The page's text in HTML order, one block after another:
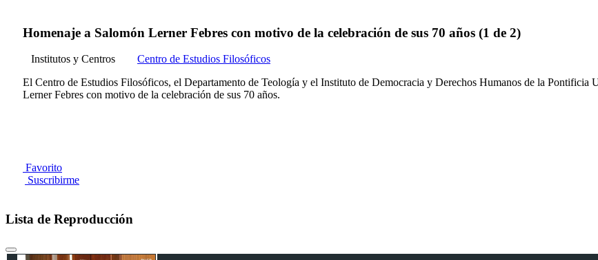
Homenaje a Salomón Lerner Febres con motivo de la celebración de sus 70 años (1 de 2)
Institutos y Centros
Centro de Estudios Filosóficos
El Centro de Estudios Filosóficos, el Departamento de Teología y el Instituto de Democracia y Derechos Humanos de la Pontificia
Lerner Febres con motivo de la celebración de sus 70 años.
Favorito
Suscribirme
Lista de Reproducción